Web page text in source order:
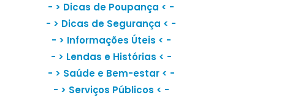
- > Dicas de Poupança < -
- > Dicas de Segurança < -
- > Informações Úteis < -
- > Lendas e Histórias < -
- > Saúde e Bem-estar< -
- > Serviços Públicos < -